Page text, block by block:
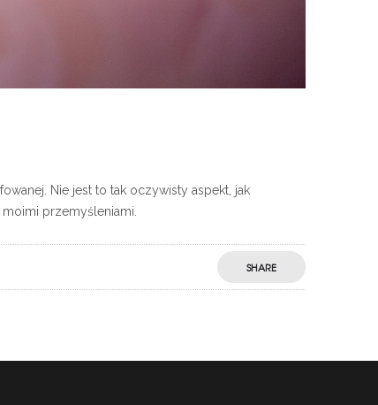
Nie jest to tak oczywisty aspekt, jak
przemyśleniami.
SHARE